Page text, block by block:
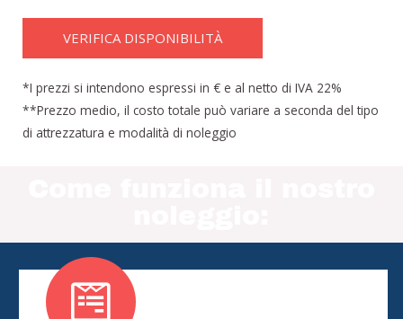
VERIFICA DISPONIBILITÀ
*I prezzi si intendono espressi in € e al netto di IVA 22%
**Prezzo medio, il costo totale può variare a seconda del tipo
di attrezzatura e modalità di noleggio